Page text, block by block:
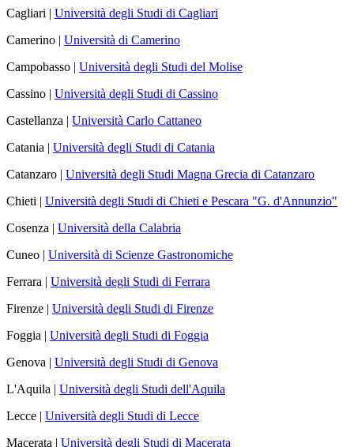
Cagliari | Università degli Studi di Cagliari
Camerino | Università di Camerino
Campobasso | Università degli Studi del Molise
Cassino | Università degli Studi di Cassino
Castellanza | Università Carlo Cattaneo
Catania | Università degli Studi di Catania
Catanzaro | Università degli Studi Magna Grecia di Catanzaro
Chieti | Università degli Studi di Chieti e Pescara "G. d'Annunzio"
Cosenza | Università della Calabria
Cuneo | Università di Scienze Gastronomiche
Ferrara | Università degli Studi di Ferrara
Firenze | Università degli Studi di Firenze
Foggia | Università degli Studi di Foggia
Genova | Università degli Studi di Genova
L'Aquila | Università degli Studi dell'Aquila
Lecce | Università degli Studi di Lecce
Macerata | Università degli Studi di Macerata